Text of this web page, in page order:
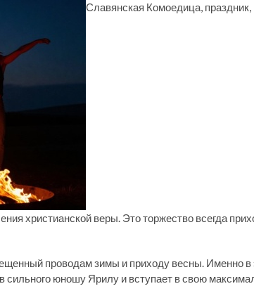
Славянская Комоедица,
христианской веры. Это торжество всегда
проводам зимы и приходу весны. Именно в
сильного юношу Ярилу и вступает в свою